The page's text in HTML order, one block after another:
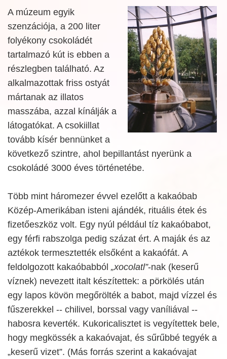
A múzeum egyik
szenzációja, a 200 liter
folyékony csokoládét
tartalmazó kút is ebben a
részlegben található. Az
alkalmazottak friss ostyát
mártanak az illatos
masszába, azzal kínálják a
látogatókat. A csokiillat
tovább kísér bennünket a
következő szintre, ahol bepillantást nyerünk a
csokoládé 3000 éves történetébe.
Több mint háromezer évvel ezelőtt a kakaóbab
Közép-Amerikában isteni ajándék, rituális étek és
fizetőeszköz volt. Egy nyúl például tíz kakaóbabot,
egy férfi rabszolga pedig százat ért. A maják és az
aztékok termesztették elsőként a kakaófát. A
feldolgozott kakaóbabból „xocolatl”-nak (keserű
víznek) nevezett italt készítettek: a pörkölés után
egy lapos kövön megőrölték a babot, majd vízzel és
fűszerekkel -- chilivel, borssal vagy vaníliával --
habosra keverték. Kukoricalisztet is vegyítettek bele,
hogy megkössék a kakaóvajat, és sűrűbbé tegyék a
„keserű vizet”. (Más forrás szerint a kakaóvajat